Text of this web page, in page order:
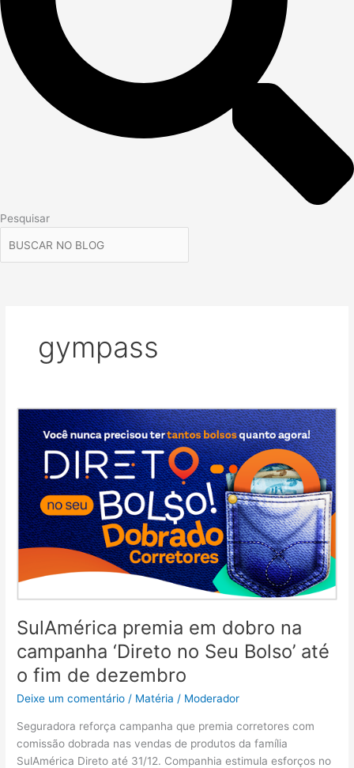
Pesquisar
gympass
SulAmérica premia em dobro na
campanha ‘Direto no Seu Bolso’ até
o fim de dezembro
Deixe um comentário / Matéria / Moderador
Seguradora reforça campanha que premia corretores com
comissão dobrada nas vendas de produtos da família
SulAmérica Direto até 31/12. Companhia estimula esforços no
SulAmérica
premia
em
dobro
na
campanha
‘Direto
no
fim
dezembro